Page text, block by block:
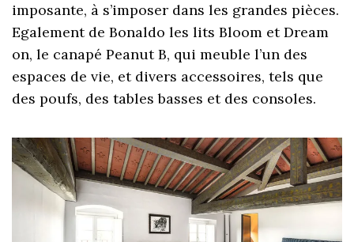
imposante, à s’imposer dans les grandes pièces.
Egalement de Bonaldo les lits Bloom et Dream
on, le canapé Peanut B, qui meuble l’un des
espaces de vie, et divers accessoires, tels que
des poufs, des tables basses et des consoles.